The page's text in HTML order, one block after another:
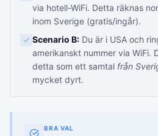
via hotell-WiFi. Detta räknas
inom Sverige (gratis/ingår).
Scenario B: Du är i USA och
amerikanskt nummer via WiFi.
detta som ett samtal från
mycket dyrt.
BRA VAL